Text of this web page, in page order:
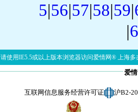
5|56|57|58|59|
|
请使用IE5.5或以上版本浏览器访问爱情网® 上海多
爱
互联网信息服务经营许可证 沪B2-